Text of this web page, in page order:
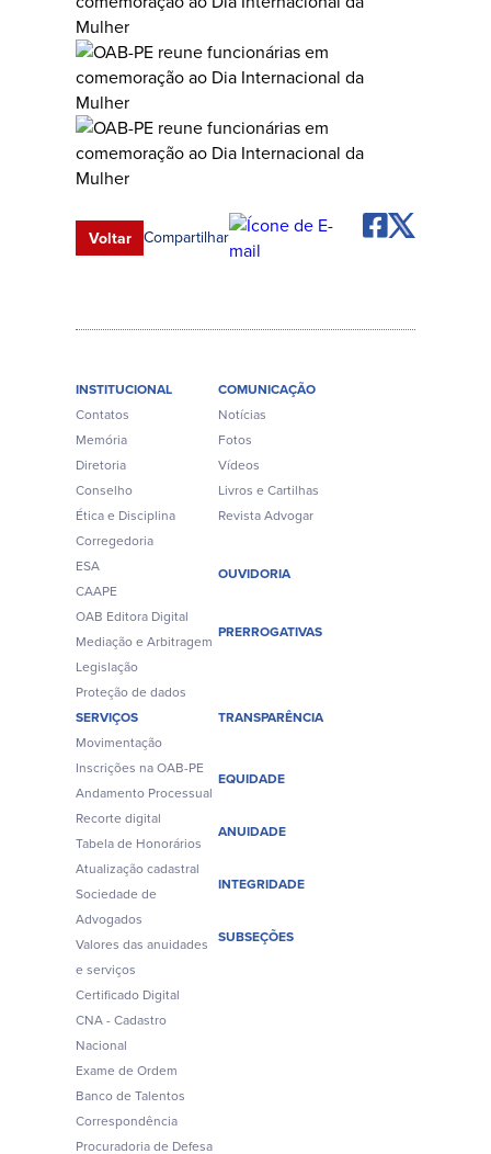
Voltar Compartilhar
INSTITUCIONAL
Contatos
Memória
Diretoria
Conselho
Ética e Disciplina
Corregedoria
ESA
CAAPE
OAB Editora Digital
Mediação e Arbitragem
Legislação
Proteção de dados
COMUNICAÇÃO
Notícias
Fotos
Vídeos
Livros e Cartilhas
Revista Advogar
OUVIDORIA
PRERROGATIVAS
SERVIÇOS
Movimentação
Inscrições na OAB-PE
Andamento Processual
Recorte digital
Tabela de Honorários
Atualização cadastral
Sociedade de
Advogados
Valores das anuidades
e serviços
Certificado Digital
CNA - Cadastro
Nacional
Exame de Ordem
Banco de Talentos
Correspondência
Procuradoria de Defesa
TRANSPARÊNCIA
EQUIDADE
ANUIDADE
INTEGRIDADE
SUBSEÇÕES